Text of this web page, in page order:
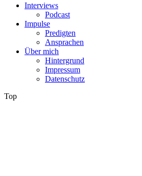
Interviews
Podcast
Impulse
Predigten
Ansprachen
Über mich
Hintergrund
Impressum
Datenschutz
Top